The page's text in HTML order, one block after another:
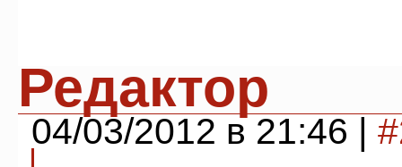
Редактор
04/03/2012 в 21:46 |